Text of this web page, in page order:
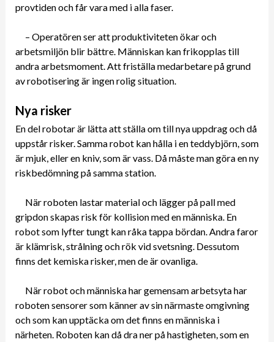
provtiden och får vara med i alla faser.
– Operatören ser att produktiviteten ökar och
arbetsmiljön blir bättre. Människan kan frikopplas till
andra arbetsmoment. Att friställa medarbetare på grund
av robotisering är ingen rolig situation.
Nya risker
En del robotar är lätta att ställa om till nya uppdrag och då
uppstår risker. Samma robot kan hålla i en teddybjörn, som
är mjuk, eller en kniv, som är vass. Då måste man göra en ny
riskbedömning på samma station.
När roboten lastar material och lägger på pall med
gripdon skapas risk för kollision med en människa. En
robot som lyfter tungt kan råka tappa bördan. Andra faror
är klämrisk, strålning och rök vid svetsning. Dessutom
finns det kemiska risker, men de är ovanliga.
När robot och människa har gemensam arbetsyta har
roboten sensorer som känner av sin närmaste omgivning
och som kan upptäcka om det finns en människa i
närheten. Roboten kan då dra ner på hastigheten, som en